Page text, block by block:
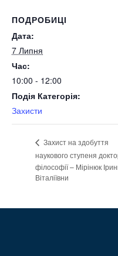
ПОДРОБИЦІ
Дата:
7 Липня
Час:
10:00 - 12:00
Подія Категорія:
Захисти
Захист на здобуття
наукового ступеня
філософії – Мірінюк
Віталіївни